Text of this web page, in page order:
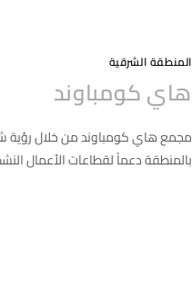
المنطقة الشرقية
هاي كومباوند
مجمع هاي كومباوند من خلال رؤية
بالمنطقة دعماً لقطاعات الأعمال